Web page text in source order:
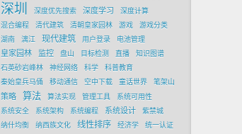
深圳 深度优先搜索 深度学习
深度计算
混合编程
清代建筑 清朝皇家园林 游戏
游戏分类
湖南
漓江 现代建筑 用户登录 电池管理
皇家园林 监控 盘山 目标检测 直播
知识图谱
石英砂岩峰林
神经网络 科学
科普教育
秦始皇兵马俑
移动通信 空中下载 童话世界 笔架山
策略 算法 算法实现 管理工具
系统可用性
系统安全
系统架构 系统编程 系统设计
紫禁城
纳什均衡
纳西族文化 线性排序 经济学
统一认证